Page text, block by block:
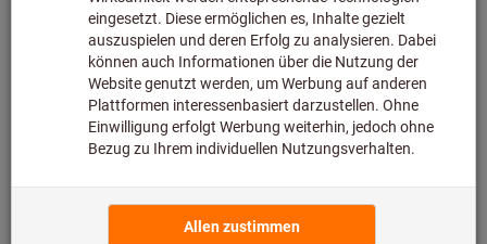
Artikel merken
Schraublocher Durchmesser 8mm
Art.-Nr.: 245A.T8
Voraussichtliche Lieferzeit: 1-